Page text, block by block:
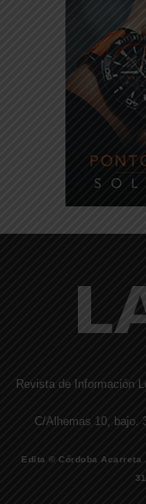
Revista de Información
C/Alhemas 10, bajo.
Edita © Córdoba Acarreta